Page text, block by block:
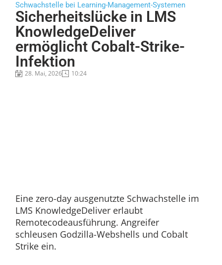
Schwachstelle bei Learning-Management-Systemen
Sicherheitslücke in LMS
KnowledgeDeliver
ermöglicht Cobalt-Strike-
Infektion
28. Mai, 2026 10:24
Eine zero-day ausgenutzte Schwachstelle im
LMS KnowledgeDeliver erlaubt
Remotecodeausführung. Angreifer
schleusen Godzilla-Webshells und Cobalt
Strike ein.